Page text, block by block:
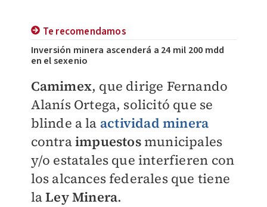
Te recomendamos
Inversión minera ascenderá a 24 mil 200 mdd
en el sexenio
Camimex, que dirige Fernando
Alanís Ortega, solicitó que se
blinde a la actividad minera
contraimpuestosmunicipales
y/o estatales que interfieren con
los alcances federales que tiene
laLey Minera.